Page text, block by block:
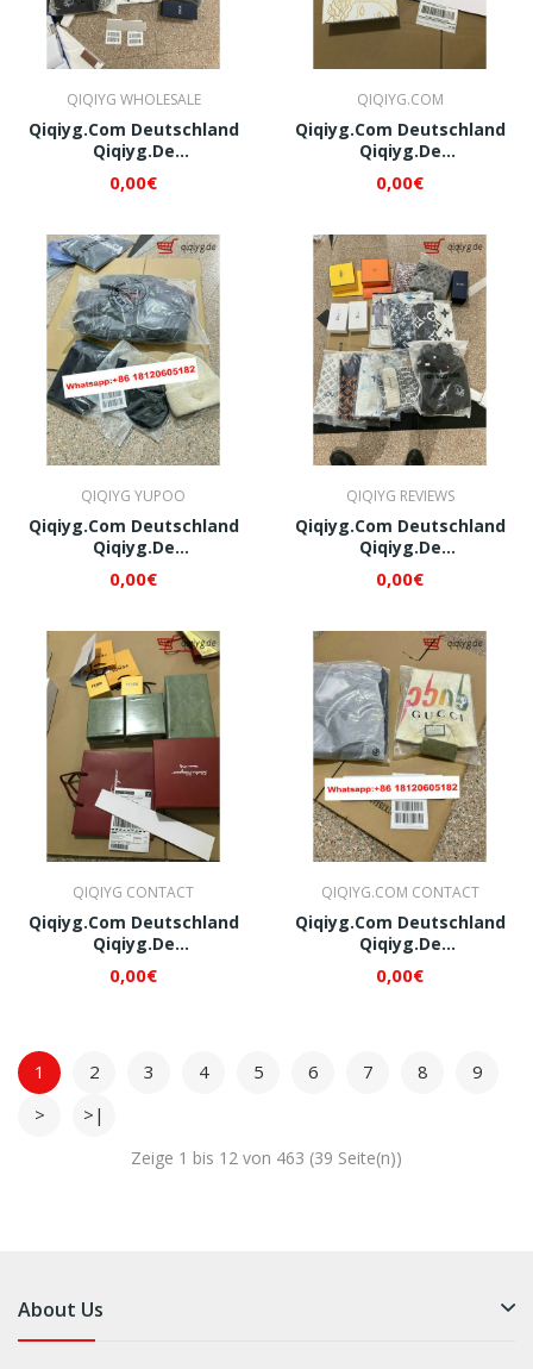
QIQIYG WHOLESALE
Qiqiyg.com Deutschland
Qiqiyg.de
QI005
0,00€
QIQIYG.COM
Qiqiyg.com Deutschland
Qiqiyg.de
QI006
0,00€
QIQIYG YUPOO
Qiqiyg.com Deutschland
Qiqiyg.de
QI007
0,00€
QIQIYG REVIEWS
Qiqiyg.com Deutschland
Qiqiyg.de
QI008
0,00€
QIQIYG CONTACT
Qiqiyg.com Deutschland
Qiqiyg.de
QI009
0,00€
QIQIYG.COM CONTACT
Qiqiyg.com Deutschland
Qiqiyg.de
QI010
0,00€
1 2 3 4 5 6 7 8
9
>
>|
Zeige 1 bis 12 von 463 (39 Seite(n))
About Us